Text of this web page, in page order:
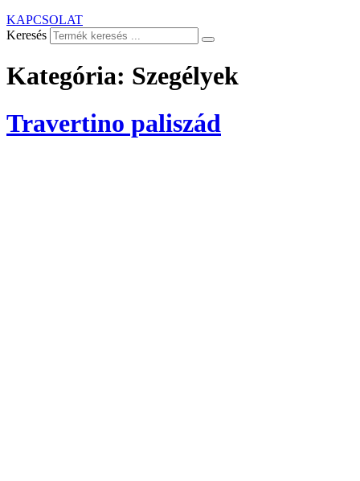
KAPCSOLAT
Keresés
Kategória: Szegélyek
Travertino paliszád